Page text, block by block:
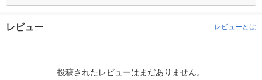
レビュー レビューとは
投稿されたレビューはまだありません。